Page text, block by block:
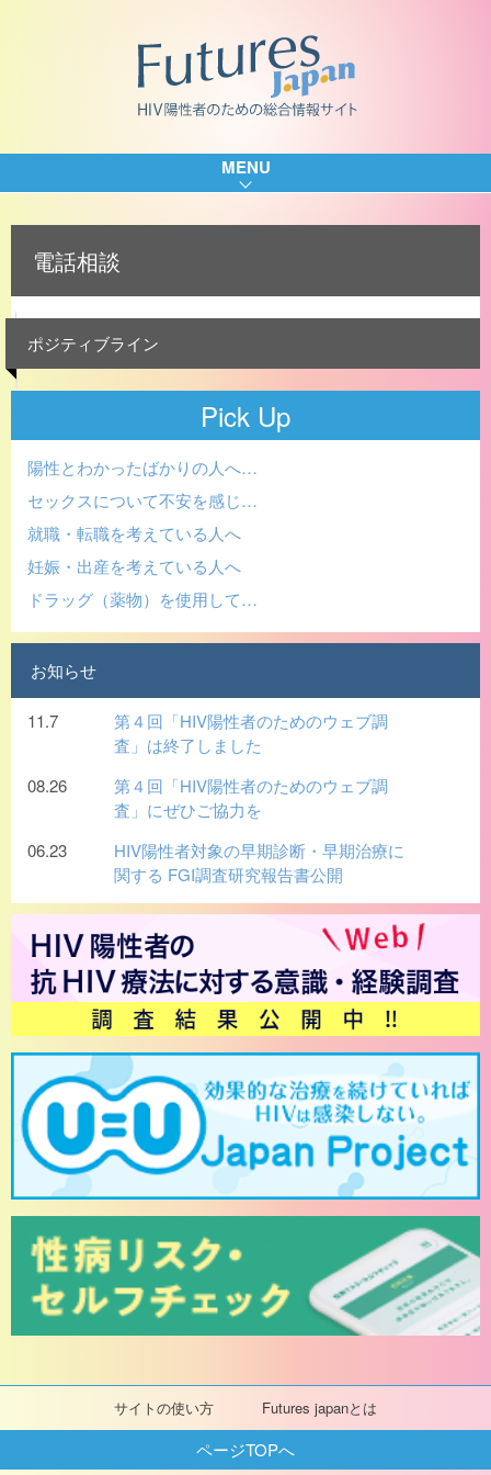
サイトの使い方 Futures japanとは
MENU
電話相談
ポジティブライン
Pick Up
陽性とわかったばかりの人へ…
セックスについて不安を感じ…
就職・転職を考えている人へ
妊娠・出産を考えている人へ
ドラッグ（薬物）を使用して…
お知らせ
11.7
第４回「HIV陽性者のためのウェブ調
査」は終了しました
08.26
第４回「HIV陽性者のためのウェブ調
査」にぜひご協力を
06.23
HIV陽性者対象の早期診断・早期治療に
関する FGI調査研究報告書公開
ページTOPへ